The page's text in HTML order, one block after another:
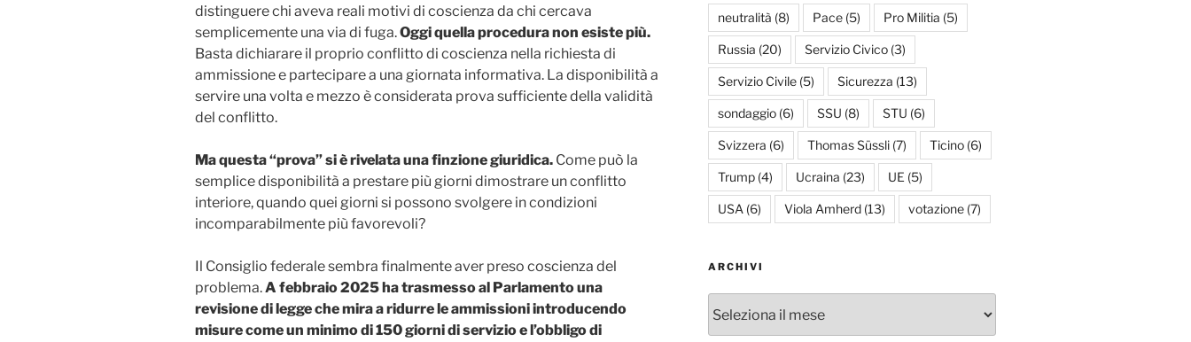
distinguere chi aveva reali motivi di coscienza da chi cercava
semplicemente una via di fuga.Oggi quella procedura non esiste più.
Basta dichiarare il proprio conflitto di coscienza nella richiesta di
ammissione e partecipare a una giornata informativa. La disponibilità a
servire una volta e mezzo è considerata prova sufficiente della validità
del conflitto.
Ma questa “prova” si è rivelata una finzione giuridica. Come può la
semplice disponibilità a prestare più giorni dimostrare un conflitto
interiore, quando quei giorni si possono svolgere in condizioni
incomparabilmente più favorevoli?
Il Consiglio federale sembra finalmente aver preso coscienza del
problema.A febbraio 2025 ha trasmesso al Parlamento una
revisione di legge che mira a ridurre le ammissioni introducendo
misure come un minimo di 150 giorni di servizio e l’obbligo di
neutralità (8) Pace(5) Pro Militia (5)
Russia (20) Servizio Civico(3)
Servizio Civile(5) Sicurezza (13)
sondaggio(6) SSU (8) STU (6)
Svizzera (6) Thomas Süssli(7) Ticino(6)
Trump(4) Ucraina (23) UE (5)
USA (6) Viola Amherd(13) votazione(7)
ARCHIVI